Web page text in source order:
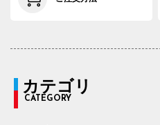
カテゴリ
CATEGORY